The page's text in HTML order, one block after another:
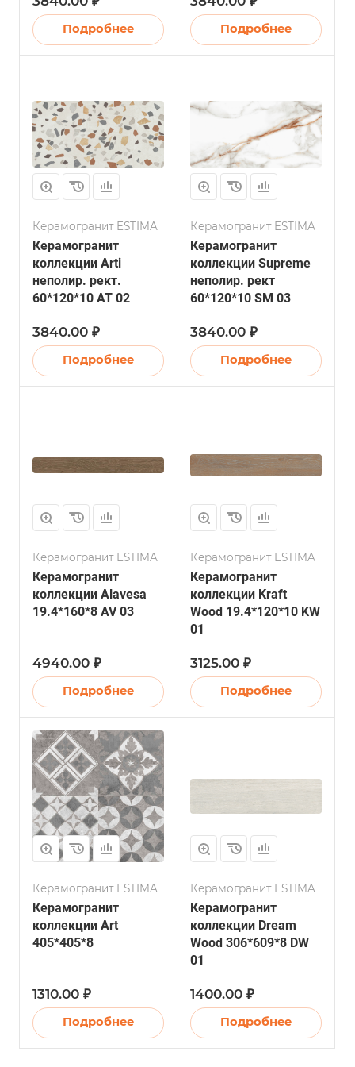
Подробнее Подробнее
Керамогранит ESTIMA
Керамогранит
коллекции Arti
неполир. рект.
60*120*10 AT 02
3840.00 ₽
Подробнее
Керамогранит ESTIMA
Керамогранит
коллекции Supreme
неполир. рект
60*120*10 SM 03
3840.00 ₽
Подробнее
Керамогранит ESTIMA
Керамогранит
коллекции Alavesa
19.4*160*8 AV 03
4940.00 ₽
Подробнее
Керамогранит ESTIMA
Керамогранит
коллекции Kraft
Wood 19.4*120*10 KW
01
3125.00 ₽
Подробнее
Керамогранит ESTIMA
Керамогранит
коллекции Art
405*405*8
1310.00 ₽
Подробнее
Керамогранит ESTIMA
Керамогранит
коллекции Dream
Wood 306*609*8 DW
01
1400.00 ₽
Подробнее